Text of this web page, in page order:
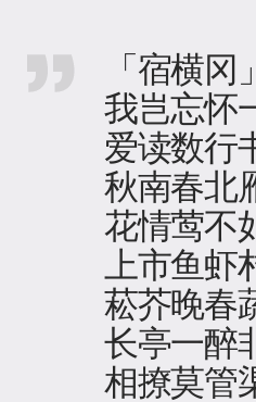
「宿横冈」
我岂忘怀
爱读数行
秋南春北
花情莺不
上市鱼
菘芥晚春
长亭一醉
相撩莫管